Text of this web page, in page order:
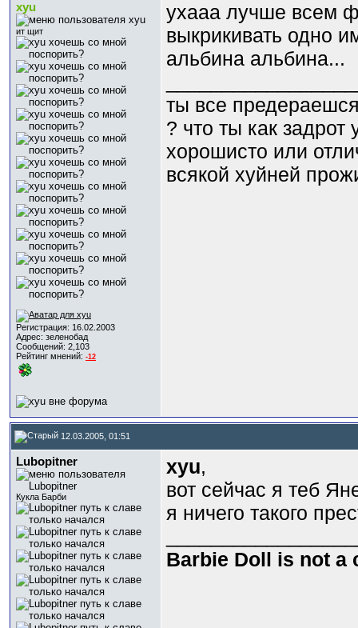
xyu
ит щит
Регистрация: 16.02.2003
Адрес: зеленобад
Сообщений: 2,103
Рейтинг мнений: -12
ухааа лучше всем
выкрикивать одно
альбина альбина...
ты все
? что ты как
хорошисто или
всякой хyйней
12.03.2005, 01:51
Lubopitner
Кукла Барби
xyu,
вот сейчас я теб
я ничего такого
Barbie Doll is not a